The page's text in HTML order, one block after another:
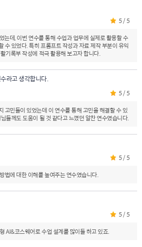
5 / 5
는데, 이번 연수를 통해 수업과 업무에 실제로 활용할 수
수 있었다. 특히 프롬프트 작성과 자료 제작 부분이 유익
기록부 작성에 적극 활용해 보고자 합니다.
라고 생각합니다.
5 / 5
고민들이 있었는데 이 연수를 통해 고민을 해결할 수 있
들께도 도움이 될 것 같다고 느꼈던 알찬 연수였습니다.
5 / 5
법에 대한 이해를 높여주는 연수였습니다.
5 / 5
AI&코스웨어로 수업 설계를 많이들 하고 있죠.